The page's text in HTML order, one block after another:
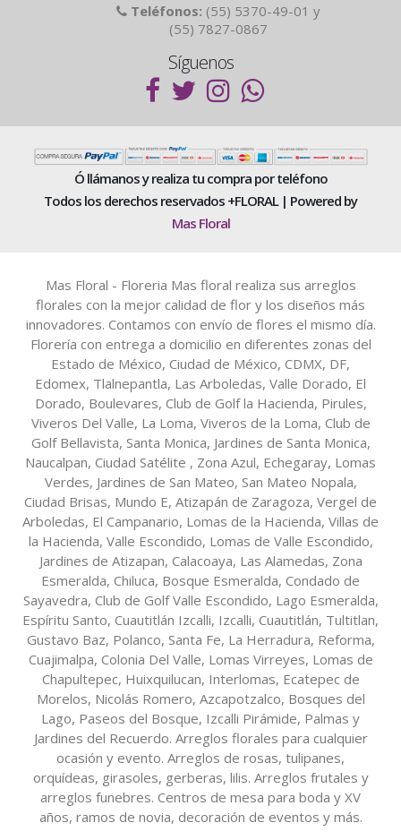
Teléfonos: (55) 5370-49-01 y
(55) 7827-0867
Síguenos
Ó llámanos y realiza tu compra por teléfono
Todos los derechos reservados +FLORAL | Powered by
Mas Floral
Mas Floral - Floreria Mas floral realiza sus arreglos
florales con la mejor calidad de flor y los diseños más
innovadores. Contamos con envío de flores el mismo día.
Florería con entrega a domicilio en diferentes zonas del
Estado de México, Ciudad de México, CDMX, DF,
Edomex, Tlalnepantla, Las Arboledas, Valle Dorado, El
Dorado, Boulevares, Club de Golf la Hacienda, Pirules,
Viveros Del Valle, La Loma, Viveros de la Loma, Club de
Golf Bellavista, Santa Monica, Jardines de Santa Monica,
Naucalpan, Ciudad Satélite , Zona Azul, Echegaray, Lomas
Verdes, Jardines de San Mateo, San Mateo Nopala,
Ciudad Brisas, Mundo E, Atizapán de Zaragoza, Vergel de
Arboledas, El Campanario, Lomas de la Hacienda, Villas de
la Hacienda, Valle Escondido, Lomas de Valle Escondido,
Jardines de Atizapan, Calacoaya, Las Alamedas, Zona
Esmeralda, Chiluca, Bosque Esmeralda, Condado de
Sayavedra, Club de Golf Valle Escondido, Lago Esmeralda,
Espíritu Santo, Cuautitlán Izcalli, Izcalli, Cuautitlán, Tultitlan,
Gustavo Baz, Polanco, Santa Fe, La Herradura, Reforma,
Cuajimalpa, Colonia Del Valle, Lomas Virreyes, Lomas de
Chapultepec, Huixquilucan, Interlomas, Ecatepec de
Morelos, Nicolás Romero, Azcapotzalco, Bosques del
Lago, Paseos del Bosque, Izcalli Pirámide, Palmas y
Jardines del Recuerdo. Arreglos florales para cualquier
ocasión y evento. Arreglos de rosas, tulipanes,
orquídeas, girasoles, gerberas, lilis. Arreglos frutales y
arreglos funebres. Centros de mesa para boda y XV
años, ramos de novia, decoración de eventos y más.